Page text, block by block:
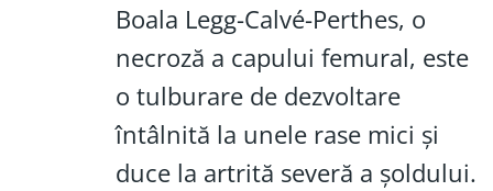
Boala Legg-Calvé-Perthes, o
necroză a capului femural, este
o tulburare de dezvoltare
întâlnită la unele rase mici și
duce la artrită severă a șoldului.